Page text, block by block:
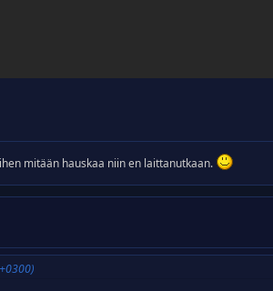
mitään hauskaa niin en laittanutkaan.